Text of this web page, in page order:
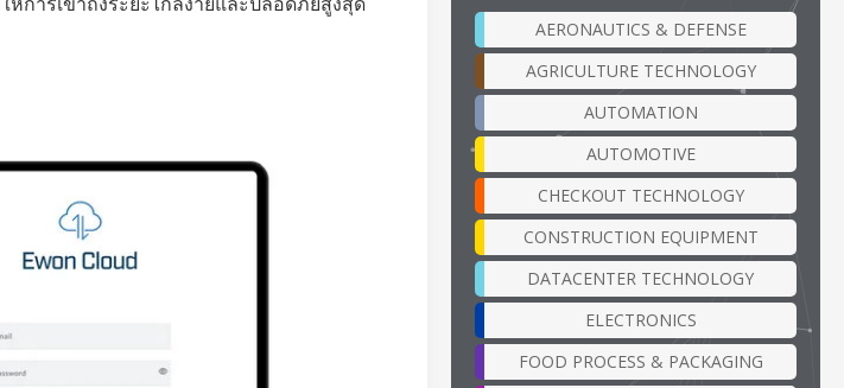
AERONAUTICS & DEFENSE
AGRICULTURE TECHNOLOGY
AUTOMATION
AUTOMOTIVE
CHECKOUT TECHNOLOGY
CONSTRUCTION EQUIPMENT
DATACENTER TECHNOLOGY
ELECTRONICS
FOOD PROCESS & PACKAGING